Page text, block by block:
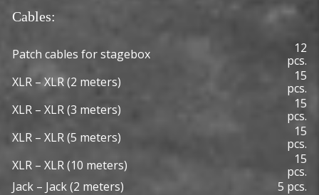
Cables:
Patch cables for stagebox
12
pcs.
XLR – XLR (2 meters)
15
pcs.
XLR – XLR (3 meters)
15
pcs.
XLR – XLR (5 meters)
15
pcs.
XLR – XLR (10 meters)
15
pcs.
Jack – Jack (2 meters)
5 pcs.